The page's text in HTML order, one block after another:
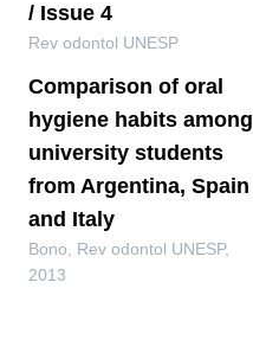
/ Issue 4
Rev odontol UNESP
Comparison of oral
hygiene habits among
university students
from Argentina, Spain
and Italy
Bono Rev odontol UNESP,
2013